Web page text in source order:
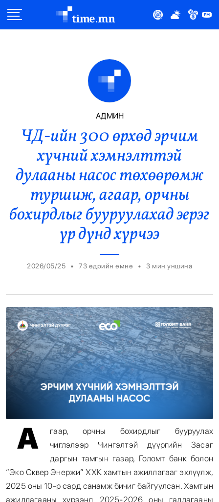
Эдийн Засаг
Нийтлэлчийн Булан
Эрүүл Мэнд
Орон Нутаг
Спорт
Энтертайнмент
Эрэн Сурвалжилга
АДМИН
ЧД-ийн 300 өрхөд эрчим
хүчний хэмнэлттэй
дулааны насос төхөөрөмж
туршиж, агаар, орчны
бохирдлыг бууруулахад эерэг
үр дүнд хүрчээ
2026/05/25 • 73 өдрийн өмнө • 3 мин уншина
А
гаар, орчны бохирдлыг бууруулах
чиглэлээр Чингэлтэй дүүргийн Засаг
даргын тамгын газар, Голомт банк болон
“Эко Сквер Энержи” ХХК хамтын ажиллагааг эхлүүлж,
2025 оны 10-р сард санамж бичиг байгуулсан. Хамтын
ажиллагааны хүрээнд 2025-2026 оны галлагааны